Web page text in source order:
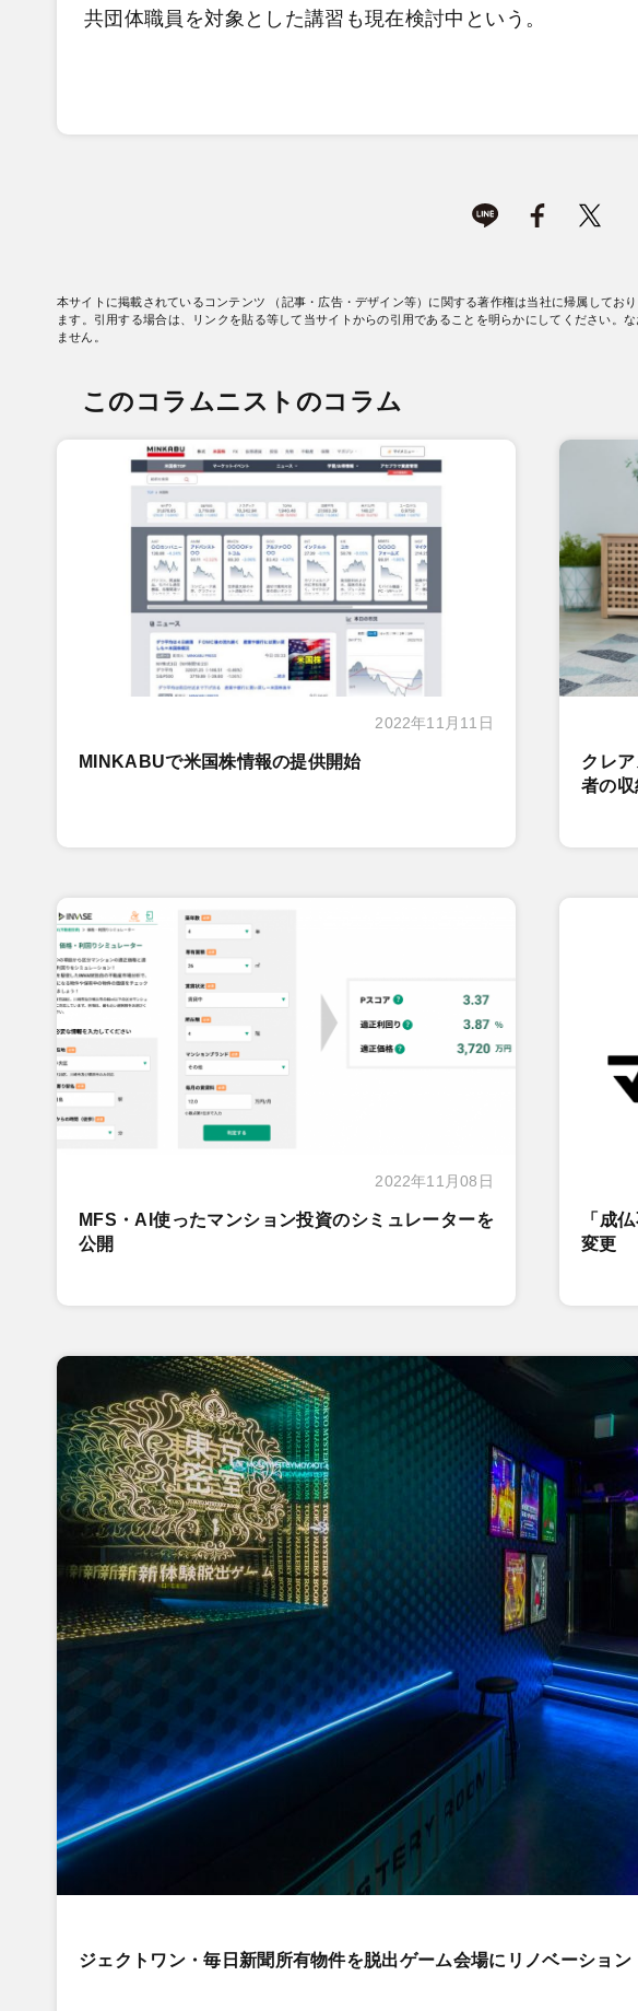
共団体職員を対象とした講習も現在検討中という。
本サイトに掲載されているコンテンツ （記事・広告・デザイン等）に関する著作権は当社に帰属してお
ます。引用する場合は、リンクを貼る等して当サイトからの引用であることを明らかにしてください。
ません。
このコラムニストのコラム
2022年11月11日
MINKABUで米国株情報の提供開始
クレ
者の
2022年11月08日
MFS・AI使ったマンション投資のシミュレーターを
公開
「成
変更
ジェクトワン・毎日新聞所有物件を脱出ゲーム会場にリノベーション